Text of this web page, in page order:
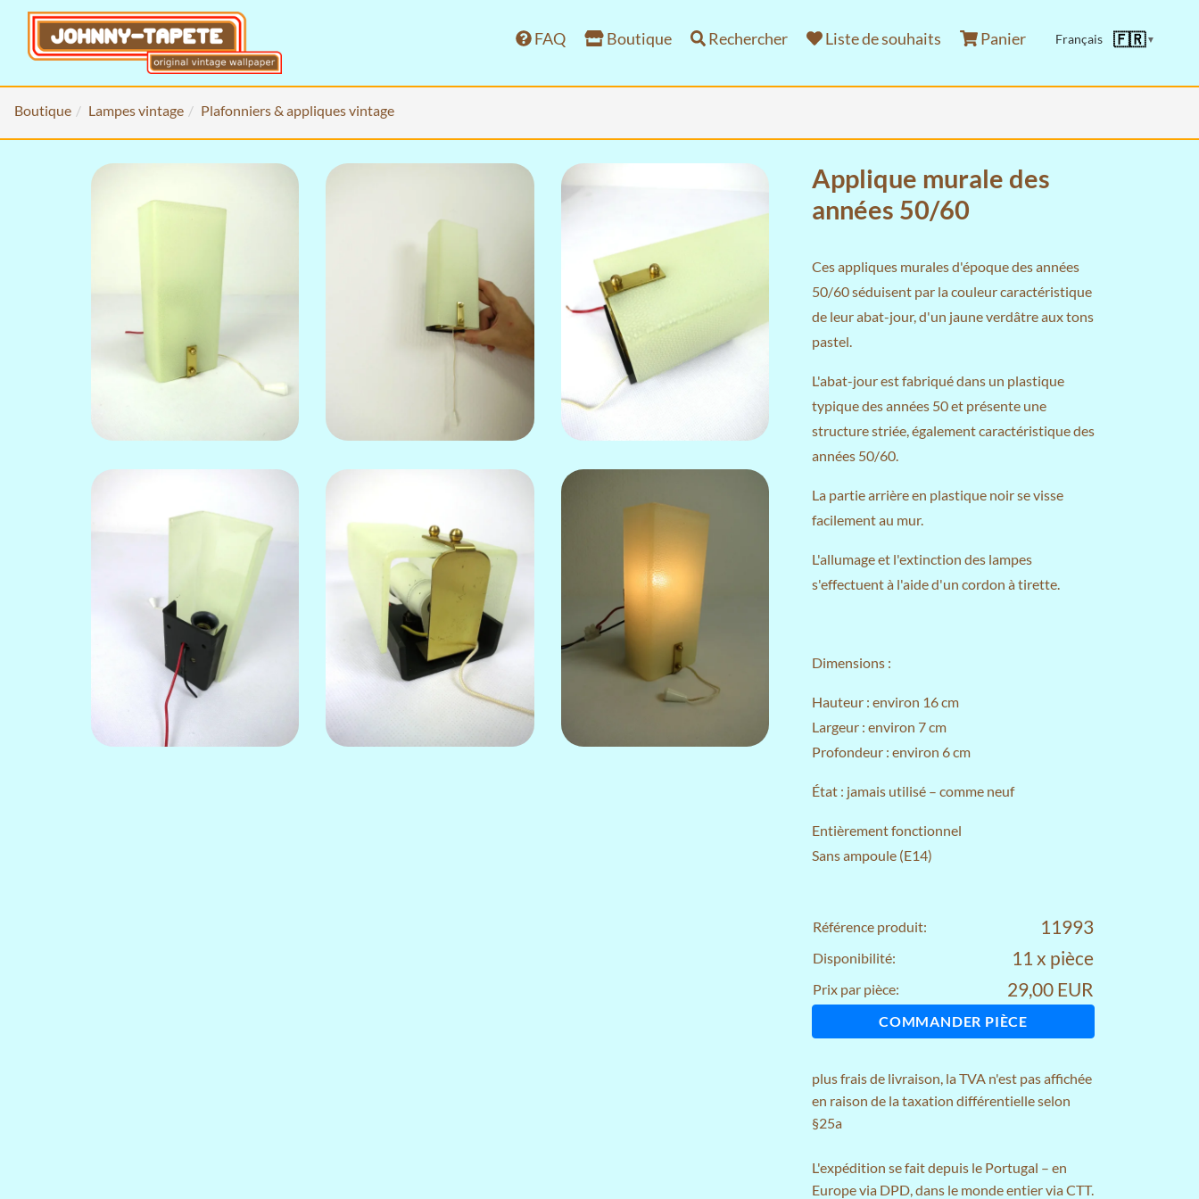
FAQ Boutique Rechercher Liste de souhaits Panier Français 🇫🇷▼
Boutique Lampes vintage Plafonniers & appliques vintage
Applique murale des
années 50/60
Ces appliques murales d'époque des années
50/60 séduisent par la couleur caractéristique
de leur abat-jour, d'un jaune verdâtre aux tons
pastel.
L'abat-jour est fabriqué dans un plastique
typique des années 50 et présente une
structure striée, également caractéristique des
années 50/60.
La partie arrière en plastique noir se visse
facilement au mur.
L'allumage et l'extinction des lampes
s'effectuent à l'aide d'un cordon à tirette.
Dimensions :
Hauteur : environ 16 cm
Largeur : environ 7 cm
Profondeur : environ 6 cm
État : jamais utilisé – comme neuf
Entièrement fonctionnel
Sans ampoule (E14)
Référence produit: 11993
Disponibilité: 11 x pièce
Prix par pièce: 29,00 EUR
COMMANDER PIÈCE
plusfrais de livraison, la TVA n'est pas affichée
en raison de la taxation différentielle selon
§25a
L'expédition se fait depuis le Portugal – en
Europe via DPD, dans le monde entier via CTT.